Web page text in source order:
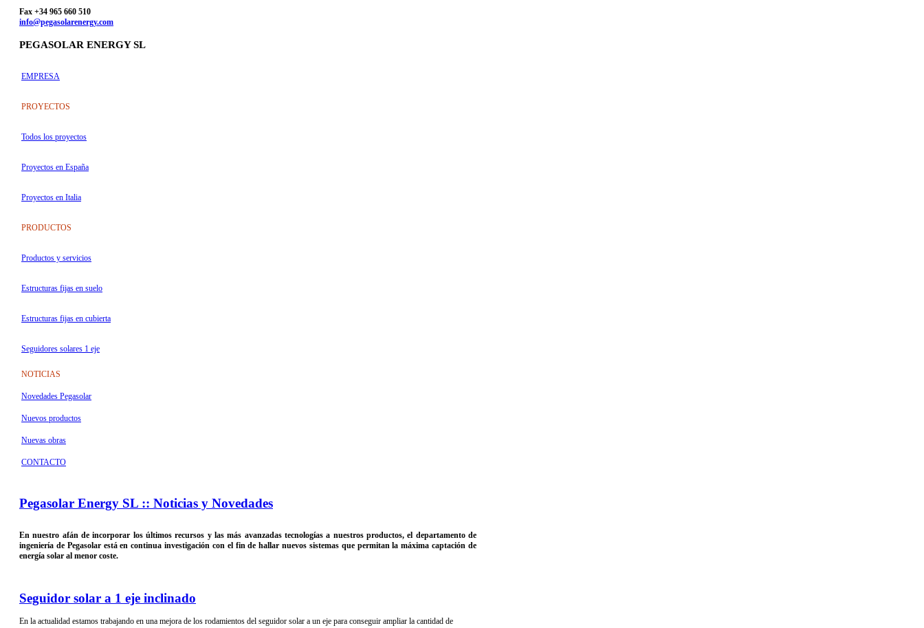
Fax +34 965 660 510
info@pegasolarenergy.com
PEGASOLAR ENERGY SL
EMPRESA
PROYECTOS
Todos los proyectos
Proyectos en España
Proyectos en Italia
PRODUCTOS
Productos y servicios
Estructuras fijas en suelo
Estructuras fijas en cubierta
Seguidores solares 1 eje
NOTICIAS
Novedades Pegasolar
Nuevos productos
Nuevas obras
CONTACTO
Pegasolar Energy SL :: Noticias y Novedades
En nuestro afán de incorporar los últimos recursos y las más avanzadas tecnologías a nuestros productos, el departamento de
ingeniería de Pegasolar está en continua investigación con el fin de hallar nuevos sistemas que permitan la máxima captación de
energía solar al menor coste.
Seguidor solar a 1 eje inclinado
En la actualidad estamos trabajando en una mejora de los rodamientos del seguidor solar a un eje para conseguir ampliar la cantidad de